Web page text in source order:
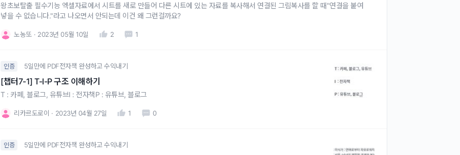
왕초보탈출 필수기능 엑셀자료에서 시트를 새로 만들어 다른 시트에 있는 자료를 복사해서 연결된 그림복사를 할 때"연결을 붙여
넣을 수 없습니다."라고 나오면서 안되는데 이건 왜 그런걸까요?
노농또 2023년 05월 10일 2 1
인증 5일만에 PDF전자책 완성하고 수익내기
[챕터7-1] T-I-P 구조 이해하기
T : 카페, 블로그, 유튜브I : 전자책P : 유튜브, 블로그
리카르도로이 2023년 04월 27일 1 0
인증 5일만에 PDF전자책 완성하고 수익내기